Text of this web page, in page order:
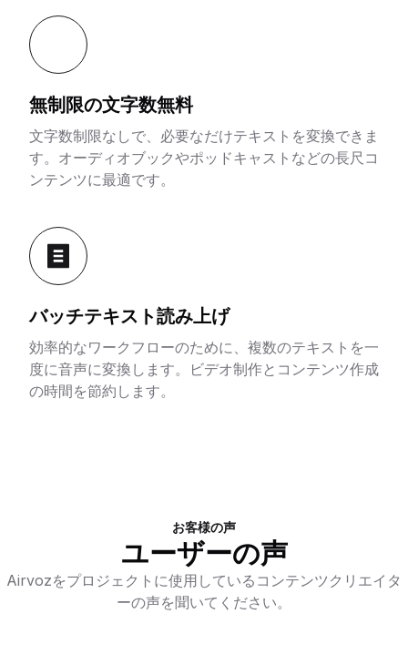
無制限の文字数無料
文字数制限なしで、必要なだけテキストを変換できま
す。オーディオブックやポッドキャストなどの長尺コ
ンテンツに最適です。
バッチテキスト読み上げ
効率的なワークフローのために、複数のテキストを一
度に音声に変換します。ビデオ制作とコンテンツ作成
の時間を節約します。
お客様の声
ユーザーの声
Airvozをプロジェクトに使用しているコンテンツクリエイタ
ーの声を聞いてください。